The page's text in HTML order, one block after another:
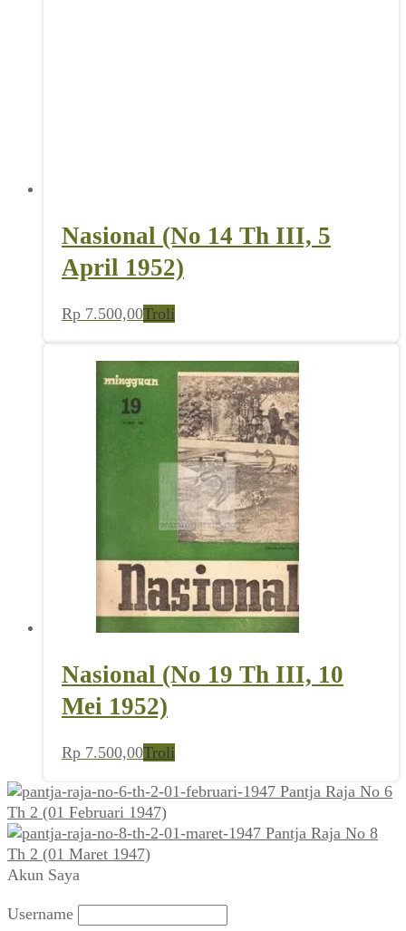
Nasional (No 14 Th III, 5
April 1952)
Rp 7.500,00Troli
Nasional (No 19 Th III, 10
Mei 1952)
Rp 7.500,00Troli
Pantja Raja No 6
Th 2 (01 Februari 1947)
Pantja Raja No 8
Th 2 (01 Maret 1947)
Akun Saya
Username